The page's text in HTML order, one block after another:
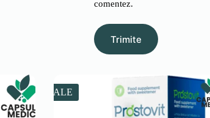
comentez.
Trimite
SALE